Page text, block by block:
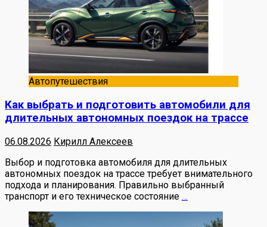
Автопутешествия
Как выбрать и подготовить автомобили для
длительных автономных поездок на трассе
06.08.2026 Кирилл Алексеев
Выбор и подготовка автомобиля для длительных
автономных поездок на трассе требует внимательного
подхода и планирования. Правильно выбранный
транспорт и его техническое состояние …